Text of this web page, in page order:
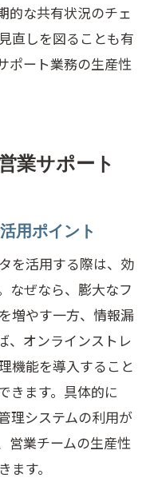
的な共有状況のチェ
直しを図ることも有
ポート業務の生産性
業サポート
用ポイント
を活用する際は、効
なぜなら、膨大なフ
増やす一方、情報漏
、オンラインストレ
機能を導入すること
きます。具体的に
理システムの利用が
営業チームの生産性
す。